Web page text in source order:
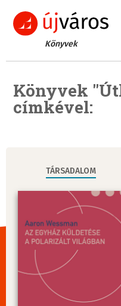
Könyvek
Könyvek
címkével:
TÁRSADALOM